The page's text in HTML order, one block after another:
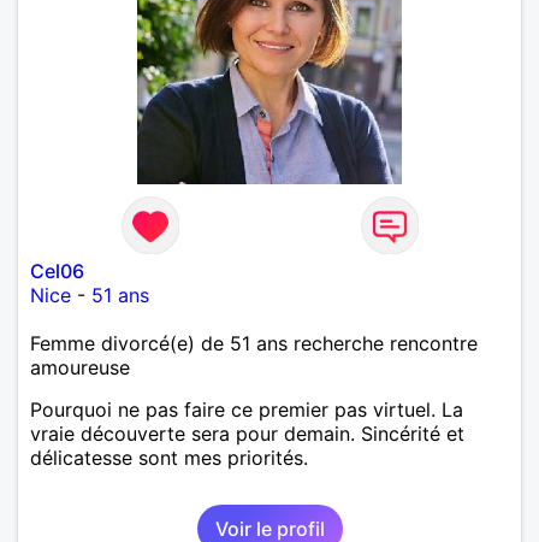
Cel06
Nice - 51 ans
Femme divorcé(e) de 51 ans recherche rencontre
amoureuse
Pourquoi ne pas faire ce premier pas virtuel. La
vraie découverte sera pour demain. Sincérité et
délicatesse sont mes priorités.
Voir le profil